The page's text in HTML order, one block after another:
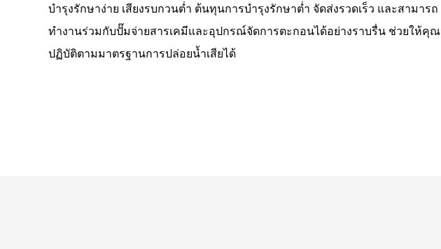
บำรุงรักษาง่าย เสียงรบกวนต่ำ ต้นทุนการบำรุงรักษาต่ำ จัดส่งรวดเร็ว และสามารถ
ทำงานร่วมกับปั๊มจ่ายสารเคมีและอุปกรณ์จัดการตะกอนได้อย่างราบรื่น ช่วยให้คุณ
ปฏิบัติตามมาตรฐานการปล่อยน้ำเสียได้